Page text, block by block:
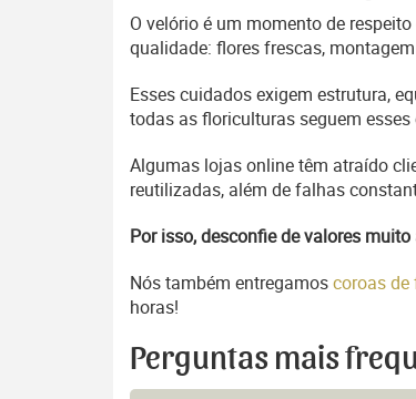
O velório é um momento de
qualidade: flores frescas,
Esses cuidados exigem estrutura,
todas as floriculturas seguem esses
Algumas lojas online têm atraído
reutilizadas, além de falhas
Por isso, desconfie de valores
Nós também entregamoscoroas de
horas!
Perguntas mais